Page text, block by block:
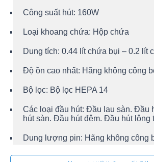
Công suất hút: 160W
Loại khoang chứa: Hộp chứa
Dung tích: 0.44 lít chứa bụi – 0.2 lít
Độ ồn cao nhất: Hãng không công
Bộ lọc: Bộ lọc HEPA 14
Các loại đầu hút: Đầu lau sàn. Đầu
hút sàn. Đầu hút đệm. Đầu hút lông
Dung lượng pin: Hãng không công
Thời gian sử dụng:Sạc khoảng 3.5